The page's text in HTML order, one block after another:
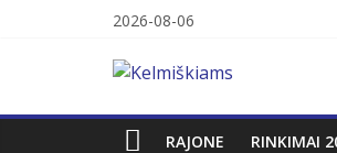
2026-08-06
RAJONE RINKIMAI